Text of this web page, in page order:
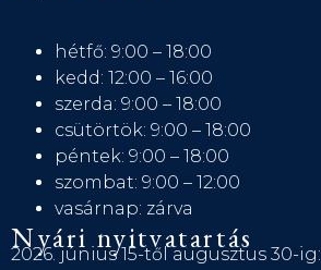
hétfő: 9:00 – 18:00
kedd: 12:00 – 16:00
szerda: 9:00 – 18:00
csütörtök: 9:00 – 18:00
péntek: 9:00 – 18:00
szombat: 9:00 – 12:00
vasárnap: zárva
Nyári nyitvatartás
2026. június 15-től augusztus 30-ig: